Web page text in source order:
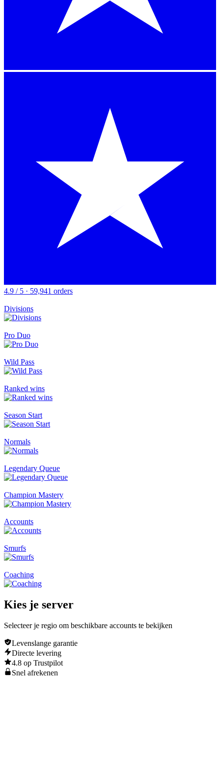
4.9 / 5 · 59,941 orders
Divisions
Pro Duo
Wild Pass
Ranked wins
Season Start
Normals
Legendary Queue
Champion Mastery
Accounts
Smurfs
Coaching
Kies je server
Selecteer je regio om beschikbare accounts te bekijken
Levenslange garantie
Directe levering
4.8 op Trustpilot
Snel afrekenen